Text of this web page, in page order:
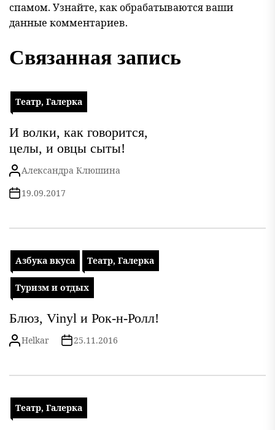
спамом. Узнайте, как обрабатываются ваши
данные комментариев.
Связанная запись
Театр, Галерка
И волки, как говорится,
целы, и овцы сыты!
Александра Клюшина
19.09.2017
Азбука вкуса Театр, Галерка
Туризм и отдых
Блюз, Vinyl и Рок-н-Ролл!
Helkar 25.11.2016
Театр, Галерка